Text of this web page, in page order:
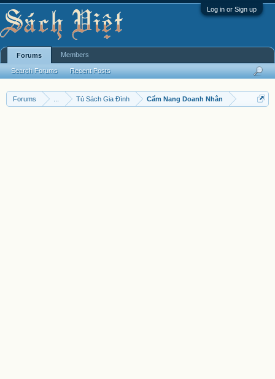
Log in or Sign up
Forums Tủ Sách Gia Đình Cẩm Nang Doanh Nhân
Forums
Search Forums Recent Posts
Members